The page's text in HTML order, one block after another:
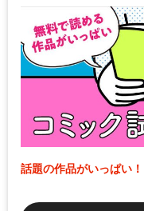
話題の作品がいっぱい！